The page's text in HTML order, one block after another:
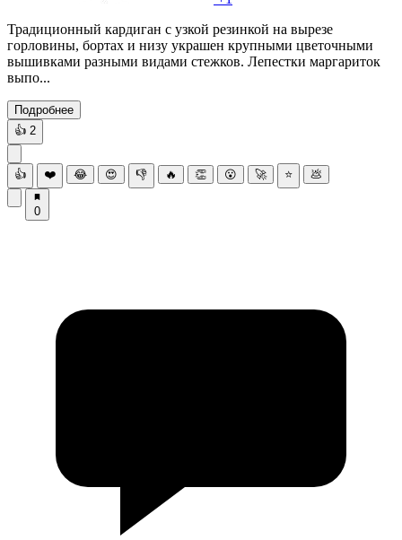
Традиционный кардиган с узкой резинкой на вырезе
горловины, бортах и низу украшен крупными цветочными
вышивками разными видами стежков. Лепестки маргариток
выпо...
Подробнее
👍 2
👍 ❤️ 😂 😍 👎 🔥 👏 😮 🚀 ⭐ 💩
0